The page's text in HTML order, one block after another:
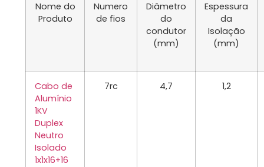
Nome do
Produto
Numero
de fios
Diâmetro
do
condutor
(mm)
Espessura
da
Isolação
(mm)
Cabo de
Alumínio
1KV
Duplex
Neutro
Isolado
1x1x16+16
7rc 4,7 1,2